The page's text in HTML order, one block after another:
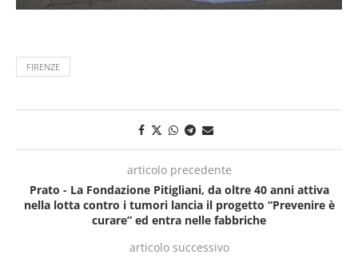
FIRENZE
articolo precedente
Prato - La Fondazione Pitigliani, da oltre 40 anni attiva
nella lotta contro i tumori lancia il progetto “Prevenire è
curare” ed entra nelle fabbriche
articolo successivo